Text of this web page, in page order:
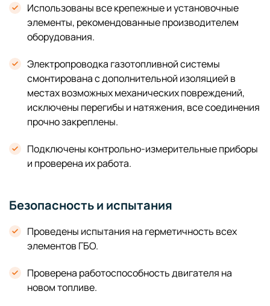
Использованы все крепежные и установочные
элементы, рекомендованные производителем
оборудования.
Электропроводка газотопливной системы
смонтирована с дополнительной изоляцией в
местах возможных механических повреждений,
исключены перегибы и натяжения, все соединения
прочно закреплены.
Подключены контрольно-измерительные приборы
и проверена их работа.
Безопасность и испытания
Проведены испытания на герметичность всех
элементов ГБО.
Проверена работоспособность двигателя на
новом топливе.